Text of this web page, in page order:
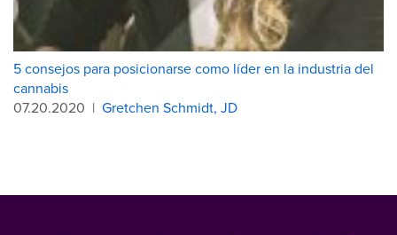
5 consejos para posicionarse como líder en la industria del
cannabis
07.20.2020 | Gretchen Schmidt, JD